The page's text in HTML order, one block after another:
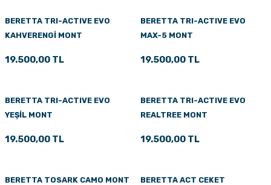
BERETTA TRI-ACTIVE EVO
KAHVERENGİ MONT
19.500,00 TL
BERETTA TRI-ACTIVE EVO
MAX-5 MONT
19.500,00 TL
BERETTA TRI-ACTIVE EVO
YEŞİL MONT
19.500,00 TL
BERETTA TRI-ACTIVE EVO
REALTREE MONT
19.500,00 TL
BERETTA TOSARK CAMO MONT BERETTA ACT CEKET